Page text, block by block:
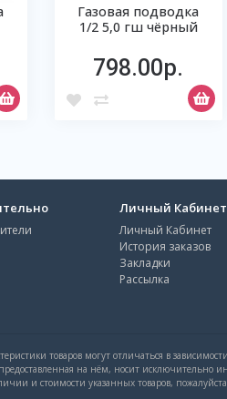
Газовая подводка
1/2 5,0 гш чёрный
798.00р.
Личный Кабинет
Личный Кабинет
История заказов
Закладки
Рассылка
товаров могут отличаться в
на нём, носит исключительно
и стоимости указанных товаров,